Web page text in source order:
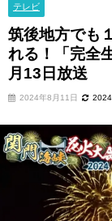
テレビ
筑後地方でも
れる！「完全
月13日放送
2024年8月11日 2024